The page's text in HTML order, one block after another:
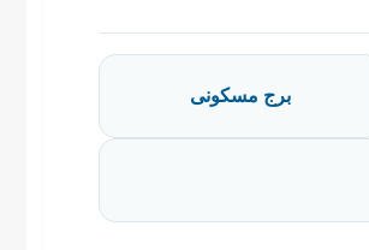
برج مسکونی